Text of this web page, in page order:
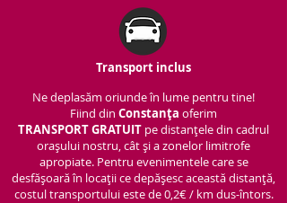
Transport inclus
Ne deplasăm oriunde în lume pentru tine!
Fiind din Constanța oferim
TRANSPORTGRATUIT pe distanțele din cadrul
orașului nostru, cât și a zonelor limitrofe
apropiate. Pentru evenimentele care se
desfășoară în locații ce depășesc această distanță,
costul transportului este de 0,2€ / km dus-întors.